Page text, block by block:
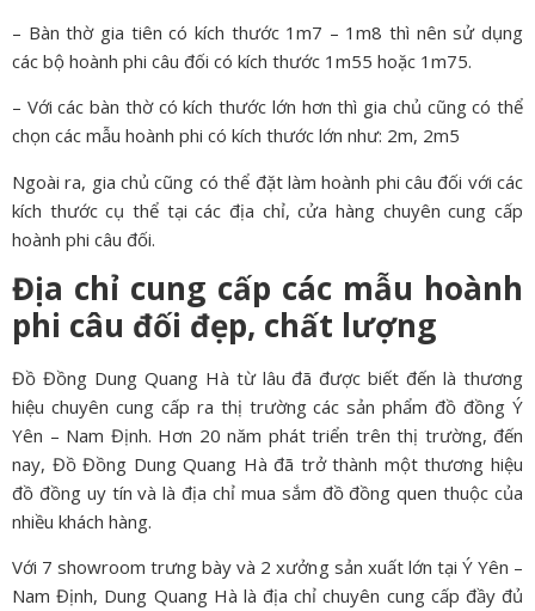
– Bàn thờ gia tiên có kích thước 1m7 – 1m8 thì nên sử dụng
các bộ hoành phi câu đối có kích thước 1m55 hoặc 1m75.
– Với các bàn thờ có kích thước lớn hơn thì gia chủ cũng có thể
chọn các mẫu hoành phi có kích thước lớn như: 2m, 2m5
Ngoài ra, gia chủ cũng có thể đặt làm hoành phi câu đối với các
kích thước cụ thể tại các địa chỉ, cửa hàng chuyên cung cấp
hoành phi câu đối.
Địa chỉ cung cấp các mẫu hoành
phi câu đối đẹp, chất lượng
Đồ Đồng Dung Quang Hà từ lâu đã được biết đến là thương
hiệu chuyên cung cấp ra thị trường các sản phẩm đồ đồng Ý
Yên – Nam Định. Hơn 20 năm phát triển trên thị trường, đến
nay, Đồ Đồng Dung Quang Hà đã trở thành một thương hiệu
đồ đồng uy tín và là địa chỉ mua sắm đồ đồng quen thuộc của
nhiều khách hàng.
Với 7 showroom trưng bày và 2 xưởng sản xuất lớn tại Ý Yên –
Nam Định, Dung Quang Hà là địa chỉ chuyên cung cấp đầy đủ